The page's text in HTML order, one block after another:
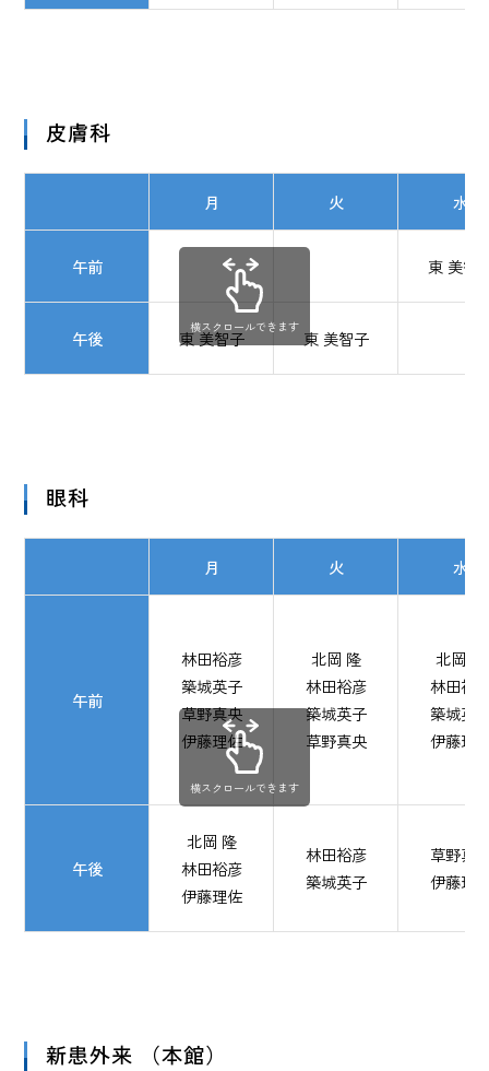
皮膚科
月 火 水
午前 東 美智
午後 東 美智子 東 美智子
横スクロールできます
眼科
月 火 水
午前
林田裕彦
築城英子
草野真央
伊藤理佐
北岡 隆
林田裕彦
築城英子
草野真央
北岡 隆
林田裕
築城英
伊藤理
午後
北岡 隆
林田裕彦
伊藤理佐
林田裕彦
築城英子
草野真
伊藤理
横スクロールできます
新患外来 （本館）